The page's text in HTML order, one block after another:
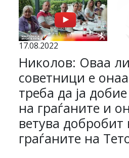
17.08.2022
Николов: Оваа
советници е
треба да ја
на граѓаните и
ветува добробит
граѓаните на